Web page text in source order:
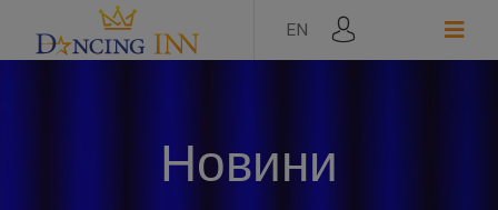
EN
Новини